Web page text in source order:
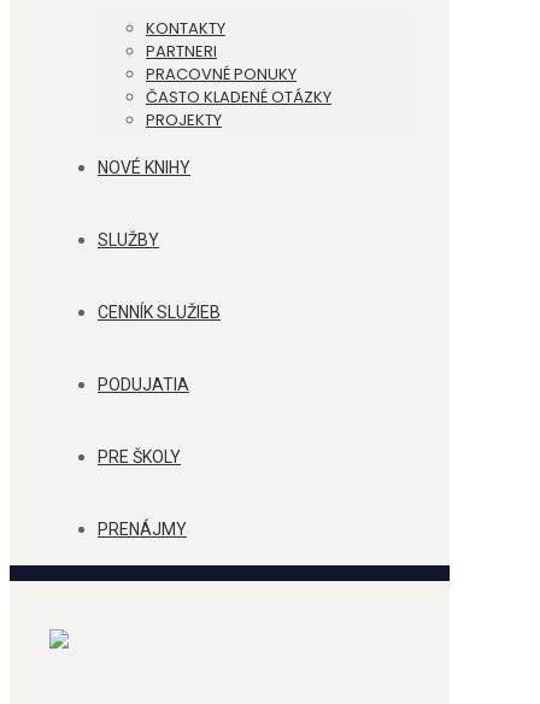
KONTAKTY
PARTNERI
PRACOVNÉ PONUKY
ČASTO KLADENÉ OTÁZKY
PROJEKTY
NOVÉ KNIHY
SLUŽBY
CENNÍK SLUŽIEB
PODUJATIA
PRE ŠKOLY
PRENÁJMY